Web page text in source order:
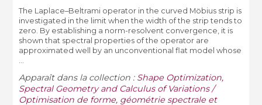
The Laplace–Beltrami operator in the curved Möbius strip is
investigated in the limit when the width of the strip tends to
zero. By establishing a norm-resolvent convergence, it is
shown that spectral properties of the operator are
approximated well by an unconventional flat model whose
...
Apparaît dans la collection : Shape Optimization,
Spectral Geometry and Calculus of Variations /
Optimisation de forme, géométrie spectrale et